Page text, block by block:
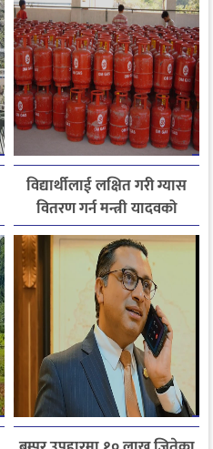
विद्यार्थीलाई लक्षित गरी ग्यास
वितरण गर्न मन्त्री यादवको
निर्देशन